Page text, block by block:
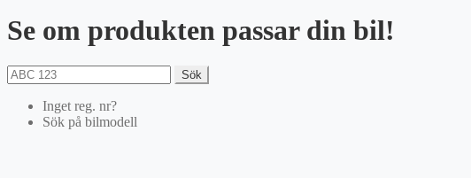
Se om produkten passar din bil!
Sök
Inget reg. nr?
Sök på bilmodell